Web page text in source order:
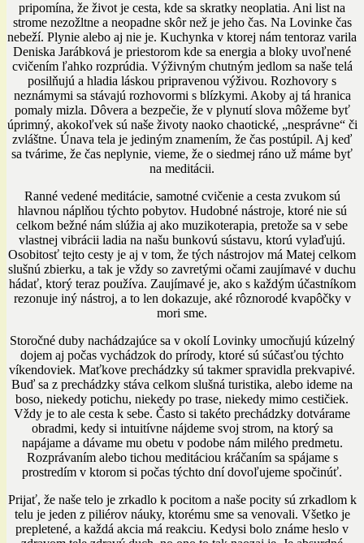
pripomína, že život je cesta, kde sa skratky neoplatia. Ani list na
strome nezožltne a neopadne skôr než je jeho čas. Na Lovinke čas
nebeží. Plynie alebo aj nie je. Kuchynka v ktorej nám tentoraz varila
Deniska Jarábková je priestorom kde sa energia a bloky uvoľnené
cvičením ľahko rozprúdia. Výživným chutným jedlom sa naše telá
posilňujú a hladia láskou pripravenou výživou. Rozhovory s
neznámymi sa stávajú rozhovormi s blízkymi. Akoby aj tá hranica
pomaly mizla. Dôvera a bezpečie, že v plynutí slova môžeme byť
úprimný, akokoľvek sú naše životy naoko chaotické, „nesprávne“ či
zvláštne. Únava tela je jediným znamením, že čas postúpil. Aj keď
sa tvárime, že čas neplynie, vieme, že o siedmej ráno už máme byť
na meditácii.
Ranné vedené meditácie, samotné cvičenie a cesta zvukom sú
hlavnou náplňou týchto pobytov. Hudobné nástroje, ktoré nie sú
celkom bežné nám slúžia aj ako muzikoterapia, pretože sa v sebe
vlastnej vibrácii ladia na našu bunkovú sústavu, ktorú vylaďujú.
Osobitosť tejto cesty je aj v tom, že tých nástrojov má Matej celkom
slušnú zbierku, a tak je vždy so zavretými očami zaujímavé v duchu
hádať, ktorý teraz používa. Zaujímavé je, ako s každým účastníkom
rezonuje iný nástroj, a to len dokazuje, aké rôznorodé kvapôčky v
mori sme.
Storočné duby nachádzajúce sa v okolí Lovinky umocňujú kúzelný
dojem aj počas vychádzok do prírody, ktoré sú súčasťou týchto
víkendoviek. Maťkove prechádzky sú takmer spravidla prekvapivé.
Buď sa z prechádzky stáva celkom slušná turistika, alebo ideme na
boso, niekedy potichu, niekedy po trase, niekedy mimo cestičiek.
Vždy je to ale cesta k sebe. Často si takéto prechádzky dotvárame
obradmi, kedy si intuitívne nájdeme svoj strom, na ktorý sa
napájame a dávame mu obetu v podobe nám milého predmetu.
Rozprávaním alebo tichou meditáciou kráčaním sa spájame s
prostredím v ktorom si počas týchto dní dovoľujeme spočinúť.
Prijať, že naše telo je zrkadlo k pocitom a naše pocity sú zrkadlom k
telu je jeden z piliérov náuky, ktorému sme sa venovali. Všetko je
prepletené, a každá akcia má reakciu. Kedysi bolo známe heslo v